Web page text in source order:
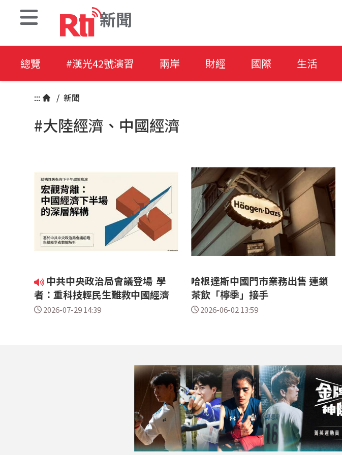
新聞
總覽 #漢光42號演習 兩岸 財經 國際 生活
::: / 新聞
#大陸經濟、中國經濟
中共中央政治局會議登場 學
者：重科技輕民生難救中國經濟
2026-07-29 14:39
哈根達斯中國門市業務出售 連鎖
茶飲「檸季」接手
2026-06-02 13:59